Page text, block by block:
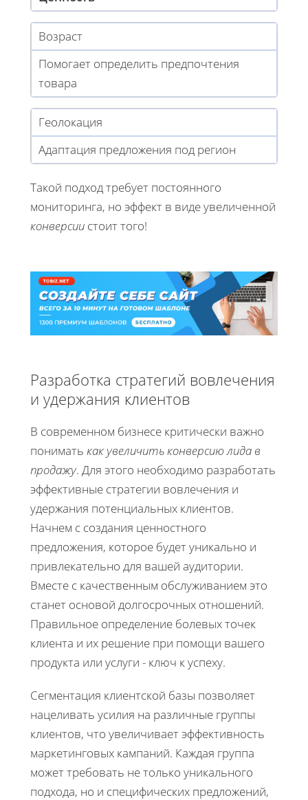
Возраст
Помогает определить предпочтения
товара
Геолокация
Адаптация предложения под регион
Такой подход требует постоянного
мониторинга, но эффект в виде увеличенной
конверсии стоит того!
Разработка стратегий вовлечения
и удержания клиентов
В современном бизнесе критически важно
понимать как увеличить конверсию лида в
продажу. Для этого необходимо разработать
эффективные стратегии вовлечения и
удержания потенциальных клиентов.
Начнем с создания ценностного
предложения, которое будет уникально и
привлекательно для вашей аудитории.
Вместе с качественным обслуживанием это
станет основой долгосрочных отношений.
Правильное определение болевых точек
клиента и их решение при помощи вашего
продукта или услуги - ключ к успеху.
Сегментация клиентской базы позволяет
нацеливать усилия на различные группы
клиентов, что увеличивает эффективность
маркетинговых кампаний. Каждая группа
может требовать не только уникального
подхода, но и специфических предложений,